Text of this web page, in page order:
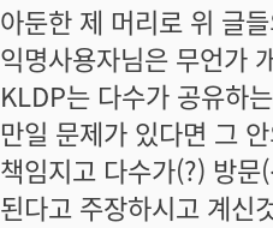
아둔한 제 머리로 위 글
익명사용자님은 무언가
KLDP는 다수가 공유하
만일 문제가 있다면 그
책임지고 다수가(?) 방
된다고 주장하시고 계신